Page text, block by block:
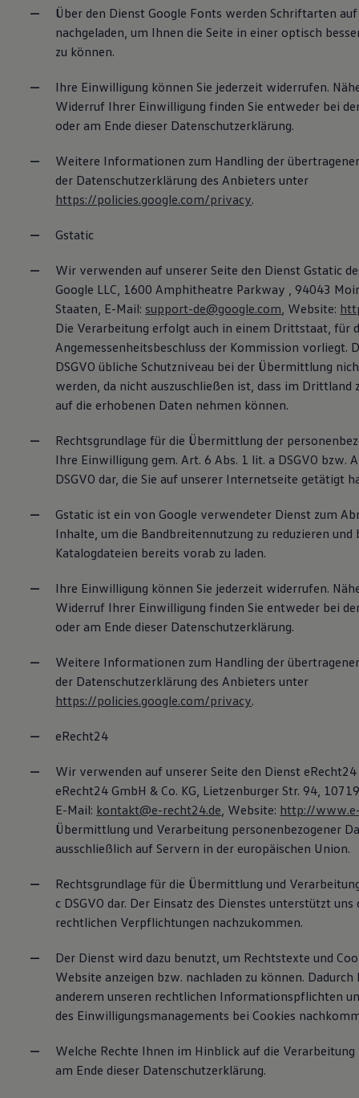
Über den Dienst Google Fonts werden Schriftarten
nachgeladen, um Ihnen die Seite in einer optisch
zu können.
Ihre Einwilligung können Sie jederzeit widerrufen.
Widerruf Ihrer Einwilligung finden Sie entweder bei
oder am Ende dieser Datenschutzerklärung.
Weitere Informationen zum Handling der
der Datenschutzerklärung des Anbieters unter
https://policies.google.com/privacy.
Gstatic
Wir verwenden auf unserer Seite den Dienst Gstatic
Google LLC, 1600 Amphitheatre Parkway , 94043
Staaten, E-Mail: support-de@google.com, Website:
Die Verarbeitung erfolgt auch in einem Drittstaat, für
Angemessenheitsbeschluss der Kommission vorliegt.
DSGVO übliche Schutzniveau bei der Übermittlung
werden, da nicht auszuschließen ist, dass im Drittland
auf die erhobenen Daten nehmen können.
Rechtsgrundlage für die Übermittlung der
Ihre Einwilligung gem. Art. 6 Abs. 1 lit. a DSGVO bzw.
DSGVO dar, die Sie auf unserer Internetseite getätigt
Gstatic ist ein von Google verwendeter Dienst zum
Inhalte, um die Bandbreitennutzung zu reduzieren und
Katalogdateien bereits vorab zu laden.
Ihre Einwilligung können Sie jederzeit widerrufen.
Widerruf Ihrer Einwilligung finden Sie entweder bei
oder am Ende dieser Datenschutzerklärung.
Weitere Informationen zum Handling der
der Datenschutzerklärung des Anbieters unter
https://policies.google.com/privacy.
eRecht24
Wir verwenden auf unserer Seite den Dienst
eRecht24 GmbH & Co. KG, Lietzenburger Str. 94,
E-Mail: kontakt@e-recht24.de, Website: http://
Übermittlung und Verarbeitung personenbezogener
ausschließlich auf Servern in der europäischen Union.
Rechtsgrundlage für die Übermittlung und
c DSGVO dar. Der Einsatz des Dienstes unterstützt uns
rechtlichen Verpflichtungen nachzukommen.
Der Dienst wird dazu benutzt, um Rechtstexte und
Website anzeigen bzw. nachladen zu können.
anderem unseren rechtlichen Informationspflichten
des Einwilligungsmanagements bei Cookies
Welche Rechte Ihnen im Hinblick auf die Verarbeitung
am Ende dieser Datenschutzerklärung.